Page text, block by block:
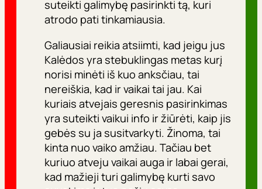
suteikti galimybę pasirinkti tą, kuri
atrodo pati tinkamiausia.
Galiausiai reikia atsiimti, kad jeigu jus
Kalėdos yra stebuklingas metas kurį
norisi minėti iš kuo anksčiau, tai
nereiškia, kad ir vaikai tai jau. Kai
kuriais atvejais geresnis pasirinkimas
yra suteikti vaikui info ir žiūrėti, kaip jis
gebės su ja susitvarkyti. Žinoma, tai
kinta nuo vaiko amžiau. Tačiau bet
kuriuo atveju vaikai auga ir labai gerai,
kad mažieji turi galimybę kurti savo